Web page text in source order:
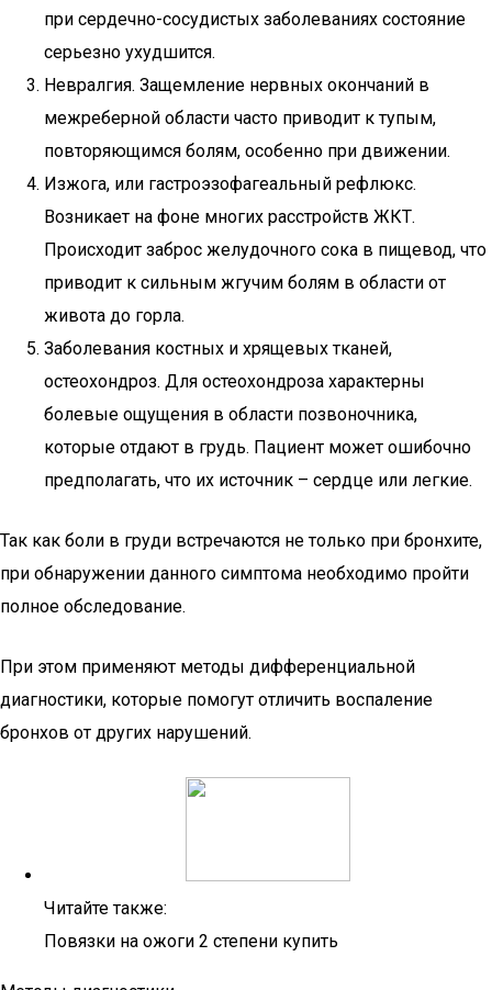
при сердечно-сосудистых заболеваниях состояние
серьезно ухудшится.
Невралгия. Защемление нервных окончаний в
межреберной области часто приводит к тупым,
повторяющимся болям, особенно при движении.
Изжога, или гастроэзофагеальный рефлюкс.
Возникает на фоне многих расстройств ЖКТ.
Происходит заброс желудочного сока в пищевод, что
приводит к сильным жгучим болям в области от
живота до горла.
Заболевания костных и хрящевых тканей,
остеохондроз. Для остеохондроза характерны
болевые ощущения в области позвоночника,
которые отдают в грудь. Пациент может ошибочно
предполагать, что их источник – сердце или легкие.
Так как боли в груди встречаются не только при бронхите,
при обнаружении данного симптома необходимо пройти
полное обследование.
При этом применяют методы дифференциальной
диагностики, которые помогут отличить воспаление
бронхов от других нарушений.
Читайте также:
Повязки на ожоги 2 степени купить